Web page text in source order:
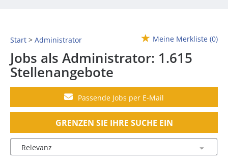
Start Administrator Meine Merkliste (0)
Jobs als Administrator: 1.615
Stellenangebote
Passende Jobs per E-Mail
GRENZEN SIE IHRE SUCHE EIN